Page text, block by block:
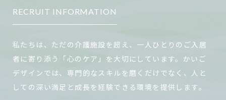
RECRUIT INFORMATION
私たちは、ただの介護施設を超え、一人ひとりのご入居
者に寄り添う「心のケア」を大切にしています。かいご
デザインでは、専門的なスキルを磨くだけでなく、人と
しての深い満足と成長を経験できる環境を提供します。